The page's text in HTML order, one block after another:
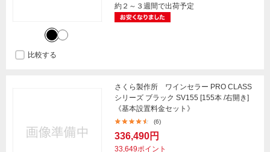
約２～３週間で出荷予定
比較する
さくら製作所 ワインセラー PRO CLASS
シリーズ ブラック SV155 [155本 /右開き]
《基本設置料金セット》
(6)
336,490円
33,649ポイント